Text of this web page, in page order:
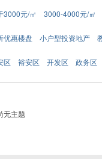
3000元/㎡ 3000-4000元/㎡
优惠楼盘 小户型投资地产
区 裕安区 开发区 政务区
无主题